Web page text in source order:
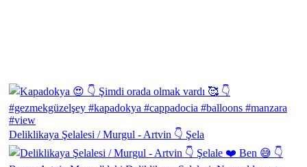
Deliklikaya Şelalesi / Murgul - Artvin 👇 Şela